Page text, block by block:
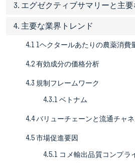
3. エグゼクティブサマリーと主
4. 主要な業界トレンド
4.1 1ヘクタールあたりの農薬消費
4.2 有効成分の価格分析
4.3 規制フレームワーク
4.3.1 ベトナム
4.4 バリューチェーンと流通チャ
4.5 市場促進要因
4.5.1 コメ輸出品質コンプラ